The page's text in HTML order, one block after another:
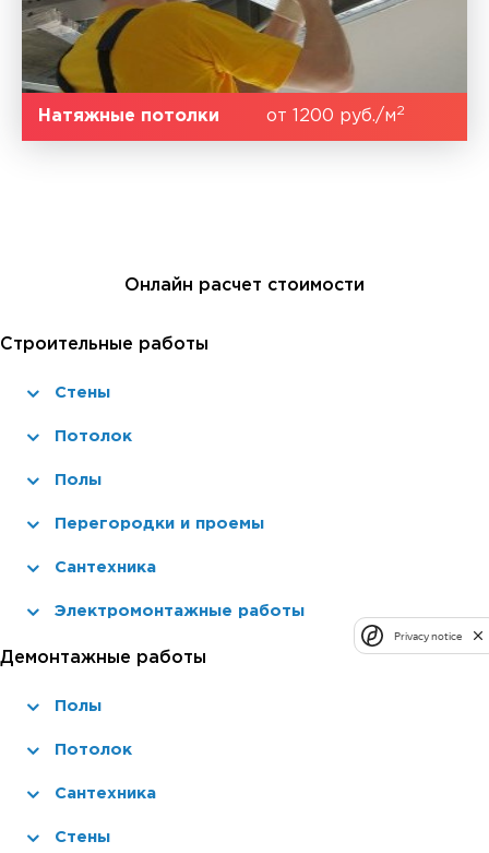
Натяжные потолки от 1200 руб./м2
Онлайн расчет стоимости
Строительные работы
Стены
Потолок
Полы
Перегородки и проемы
Сантехника
Электромонтажные работы
Демонтажные работы
Полы
Потолок
Сантехника
Стены
Privacy notice